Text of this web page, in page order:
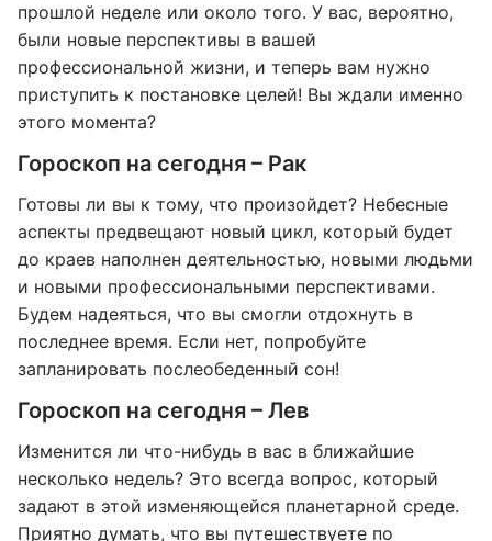
прошлой неделе или около того. У вас, вероятно,
были новые перспективы в вашей
профессиональной жизни, и теперь вам нужно
приступить к постановке целей! Вы ждали именно
этого момента?
Гороскоп на сегодня – Рак
Готовы ли вы к тому, что произойдет? Небесные
аспекты предвещают новый цикл, который будет
до краев наполнен деятельностью, новыми людьми
и новыми профессиональными перспективами.
Будем надеяться, что вы смогли отдохнуть в
последнее время. Если нет, попробуйте
запланировать послеобеденный сон!
Гороскоп на сегодня – Лев
Изменится ли что-нибудь в вас в ближайшие
несколько недель? Это всегда вопрос, который
задают в этой изменяющейся планетарной среде.
Приятно думать, что вы путешествуете по